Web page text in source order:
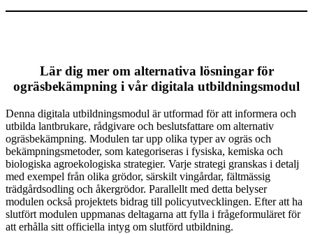
Lär dig mer om alternativa lösningar för
ogräsbekämpning i vår digitala utbildningsmodul
Denna digitala utbildningsmodul är utformad för att informera och
utbilda lantbrukare, rådgivare och beslutsfattare om alternativ
ogräsbekämpning. Modulen tar upp olika typer av ogräs och
bekämpningsmetoder, som kategoriseras i fysiska, kemiska och
biologiska agroekologiska strategier. Varje strategi granskas i detalj
med exempel från olika grödor, särskilt vingårdar, fältmässig
trädgårdsodling och åkergrödor. Parallellt med detta belyser
modulen också projektets bidrag till policyutvecklingen. Efter att ha
slutfört modulen uppmanas deltagarna att fylla i frågeformuläret för
att erhålla sitt officiella intyg om slutförd utbildning.